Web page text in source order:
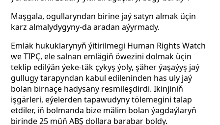
Maşgala, ogullaryndan birine jaý satyn almak üçin
karz almalydygyny-da aradan aýyrmady.
Emläk hukuklarynyň ýitirilmegi Human Rights Watch
we TIPÇ, ele salnan emlägiň öwezini dolmak üçin
teklip edilýän ýeke-täk çykyş ýoly, şäher ýaşaýyş jaý
gullugy tarapyndan kabul edileninden has uly jaý
bolan birnäçe hadysany resmileşdirdi. Ikinjiniň
işgärleri, eýelerden tapawudyny tölemegini talap
etdiler, iň bolmanda bize mälim bolan ýagdaýlaryň
birinde 25 müň ABŞ dollara barabar boldy.